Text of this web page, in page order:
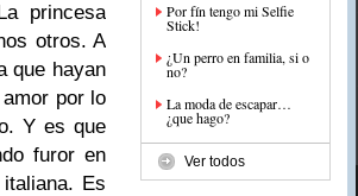
princesa
otros. A
que hayan
por lo
Y es que
furor en
Es
Por fín tengo mi Selfie
Stick!
¿Un perro en familia, si o
no?
La moda de escapar…
¿que hago?
Ver todos